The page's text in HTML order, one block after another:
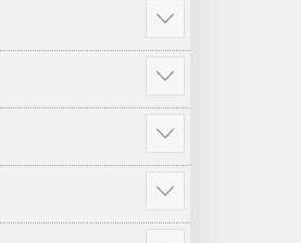
Mostrar
mais
Mostrar
mais
Mostrar
mais
Mostrar
mais